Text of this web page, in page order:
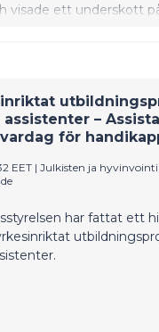
visade ett underskott
–
för
EET | Julkisten ja
har fattat ett